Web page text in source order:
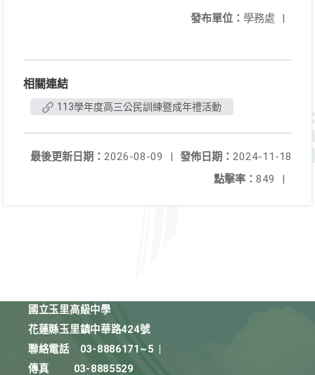
發布單位： 學務處 |
相關連結
113學年度高三公民訓練暨成年禮活動
發佈日期： 2024-11-18
最後更新日期： 2026-08-09
|
點擊率： 849 |
國立玉里高級中學
花蓮縣玉里鎮中華路424號
聯絡電話
03-8886171~5
傳真
03-8885529